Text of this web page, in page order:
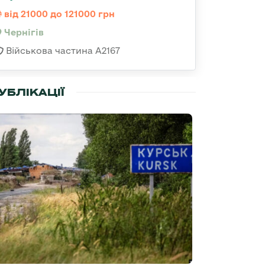
від 21000 до 121000 грн
Чернігів
Військова частина А2167